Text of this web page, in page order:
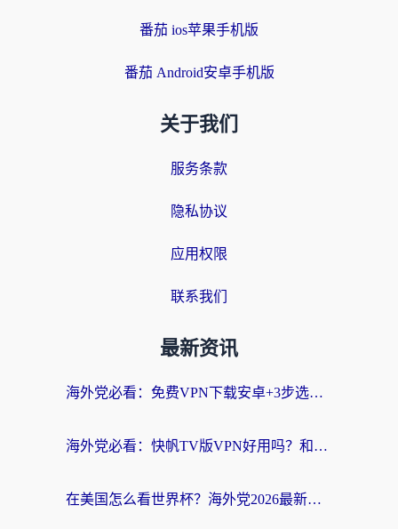
番茄 ios苹果手机版
番茄 Android安卓手机版
关于我们
服务条款
隐私协议
应用权限
联系我们
最新资讯
海外党必看：免费VPN下载安卓+3步选对国外到国内加速器，无缝刷国内资源
海外党必看：快帆TV版VPN好用吗？和斧牛手游VPN对比哪个回国效果更好？附电脑翻墙回国实用技巧
在美国怎么看世界杯？海外党2026最新回国加速器指南：从影音到游戏全搞定